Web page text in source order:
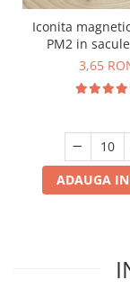
Iconita
PM2 in
3,65
ADAUGA IN